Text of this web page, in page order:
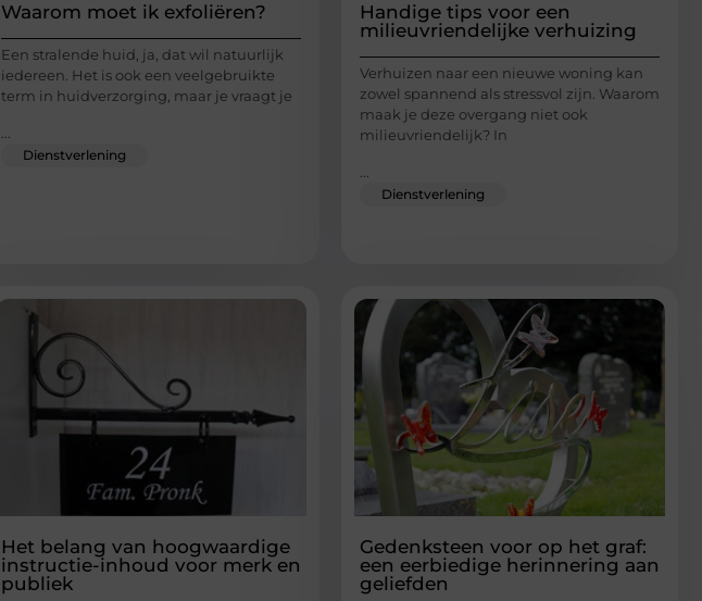
Waarom moet ik exfoliëren?
Een stralende huid, ja, dat wil natuurlijk
iedereen. Het is ook een veelgebruikte
term in huidverzorging, maar je vraagt je
Dienstverlening
Handige tips voor een
milieuvriendelijke verhuizing
Verhuizen naar een nieuwe woning kan
zowel spannend als stressvol zijn. Waarom
maak je deze overgang niet ook
milieuvriendelijk? In
Dienstverlening
Het belang van hoogwaardige
instructie-inhoud voor merk en
publiek
Gedenksteen voor op het graf:
een eerbiedige herinnering aan
geliefden